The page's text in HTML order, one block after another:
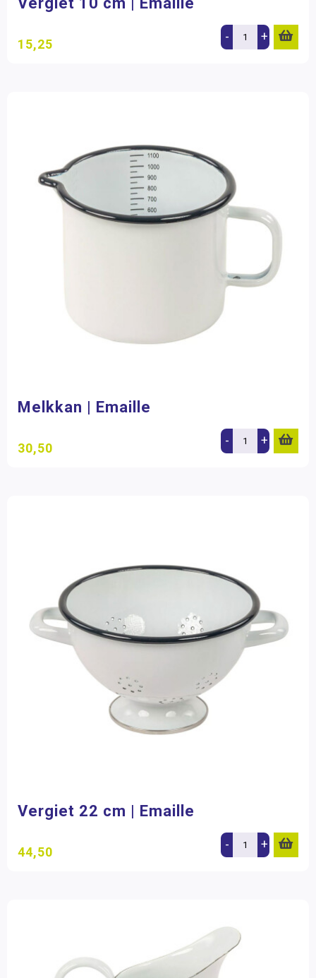
15,25 - +
Melkkan | Emaille
30,50 - +
Vergiet 22 cm | Emaille
44,50 - +